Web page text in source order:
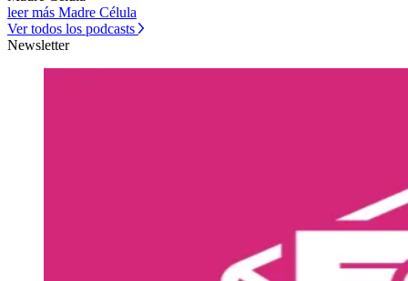
leer más Madre Célula
Ver todos los podcasts
Newsletter